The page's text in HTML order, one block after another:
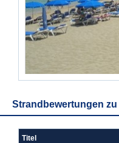
Strandbewertungen zu
Titel